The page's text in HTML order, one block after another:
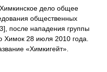
дело общее
общественных
после нападения группы
Химок 28 июля 2010 года.
«Химкигейт».